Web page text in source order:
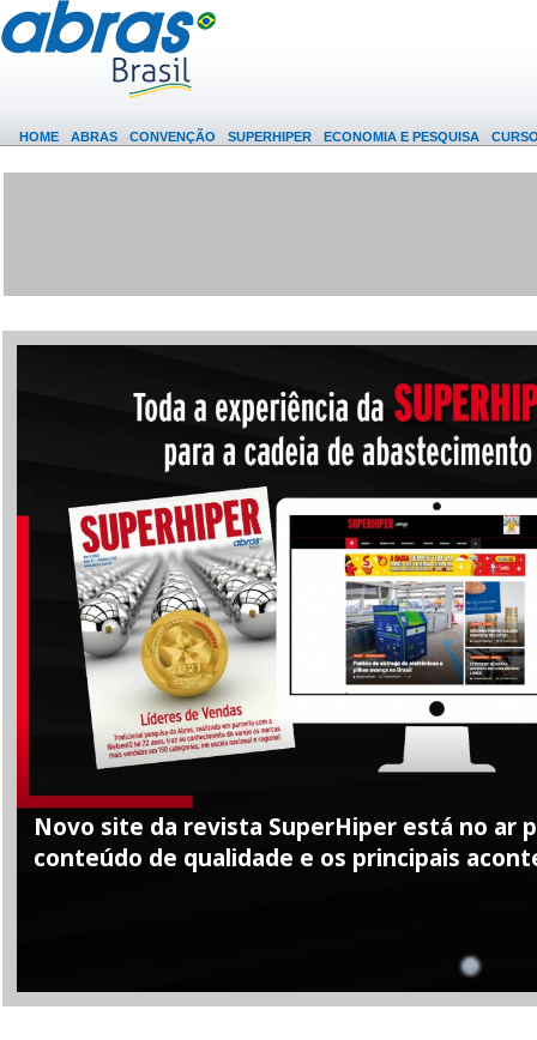
HOME ABRAS CONVENÇÃO SUPERHIPER ECONOMIA E PESQUISA
Novo site da revista SuperHiper está no ar
conteúdo de qualidade e os principais